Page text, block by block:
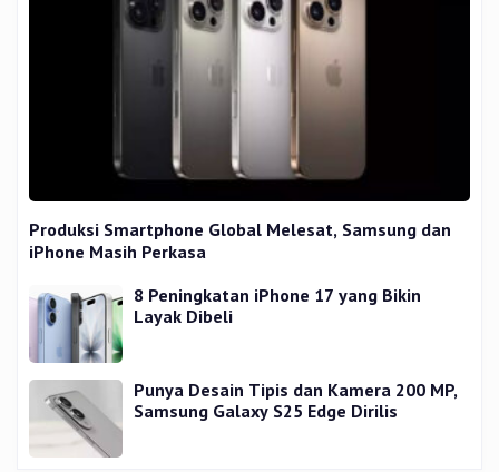
Produksi Smartphone Global Melesat, Samsung dan
iPhone Masih Perkasa
8 Peningkatan iPhone 17 yang Bikin
Layak Dibeli
Punya Desain Tipis dan Kamera 200 MP,
Samsung Galaxy S25 Edge Dirilis